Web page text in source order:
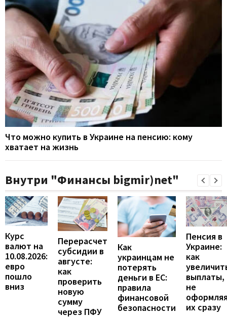
Что можно купить в Украине на пенсию: кому
хватает на жизнь
Внутри "Финансы bigmir)net"
Курс
валют на
10.08.2026:
евро
пошло
вниз
Перерасчет
субсидии в
августе:
как
проверить
новую
сумму
через ПФУ
Как
украинцам не
потерять
деньги в ЕС:
правила
финансовой
безопасности
Пенсия в
Украине:
как
выплаты,
не
их сразу